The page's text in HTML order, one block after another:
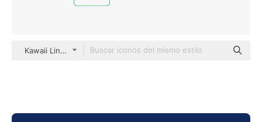
Kawaii Lineal color